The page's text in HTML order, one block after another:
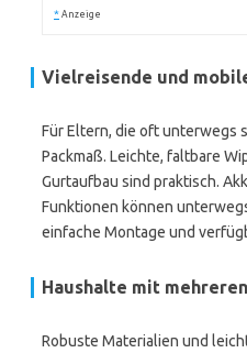
* Anzeige
Vielreisende und
Für Eltern, die oft unterwegs
Packmaß. Leichte, faltbare
Gurtaufbau sind praktisch.
Funktionen können
einfache Montage und
Haushalte mit
Robuste Materialien und